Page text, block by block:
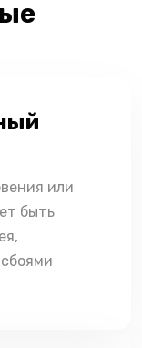
или
быть